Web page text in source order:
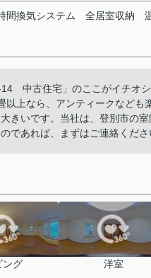
間換気システム 全居室収納
14 中古住宅」のここがイチオ
以上なら、アンティークなど
きいです。当社は、登別市の
であれば、まずはご連絡くださ
ング 洋室